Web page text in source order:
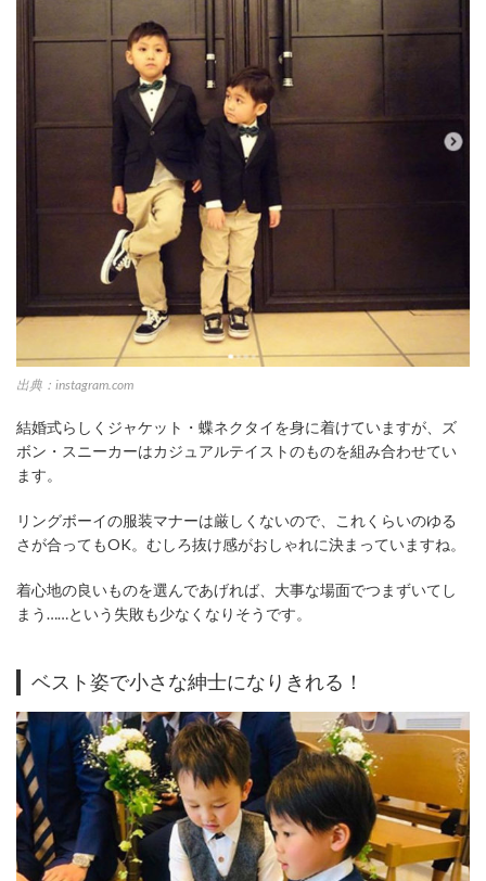
出典：instagram.com
結婚式らしくジャケット・蝶ネクタイを身に着けていますが、ズ
ボン・スニーカーはカジュアルテイストのものを組み合わせてい
ます。
リングボーイの服装マナーは厳しくないので、これくらいのゆる
さが合ってもOK。むしろ抜け感がおしゃれに決まっていますね。
着心地の良いものを選んであげれば、大事な場面でつまずいてし
まう……という失敗も少なくなりそうです。
ベスト姿で小さな紳士になりきれる！